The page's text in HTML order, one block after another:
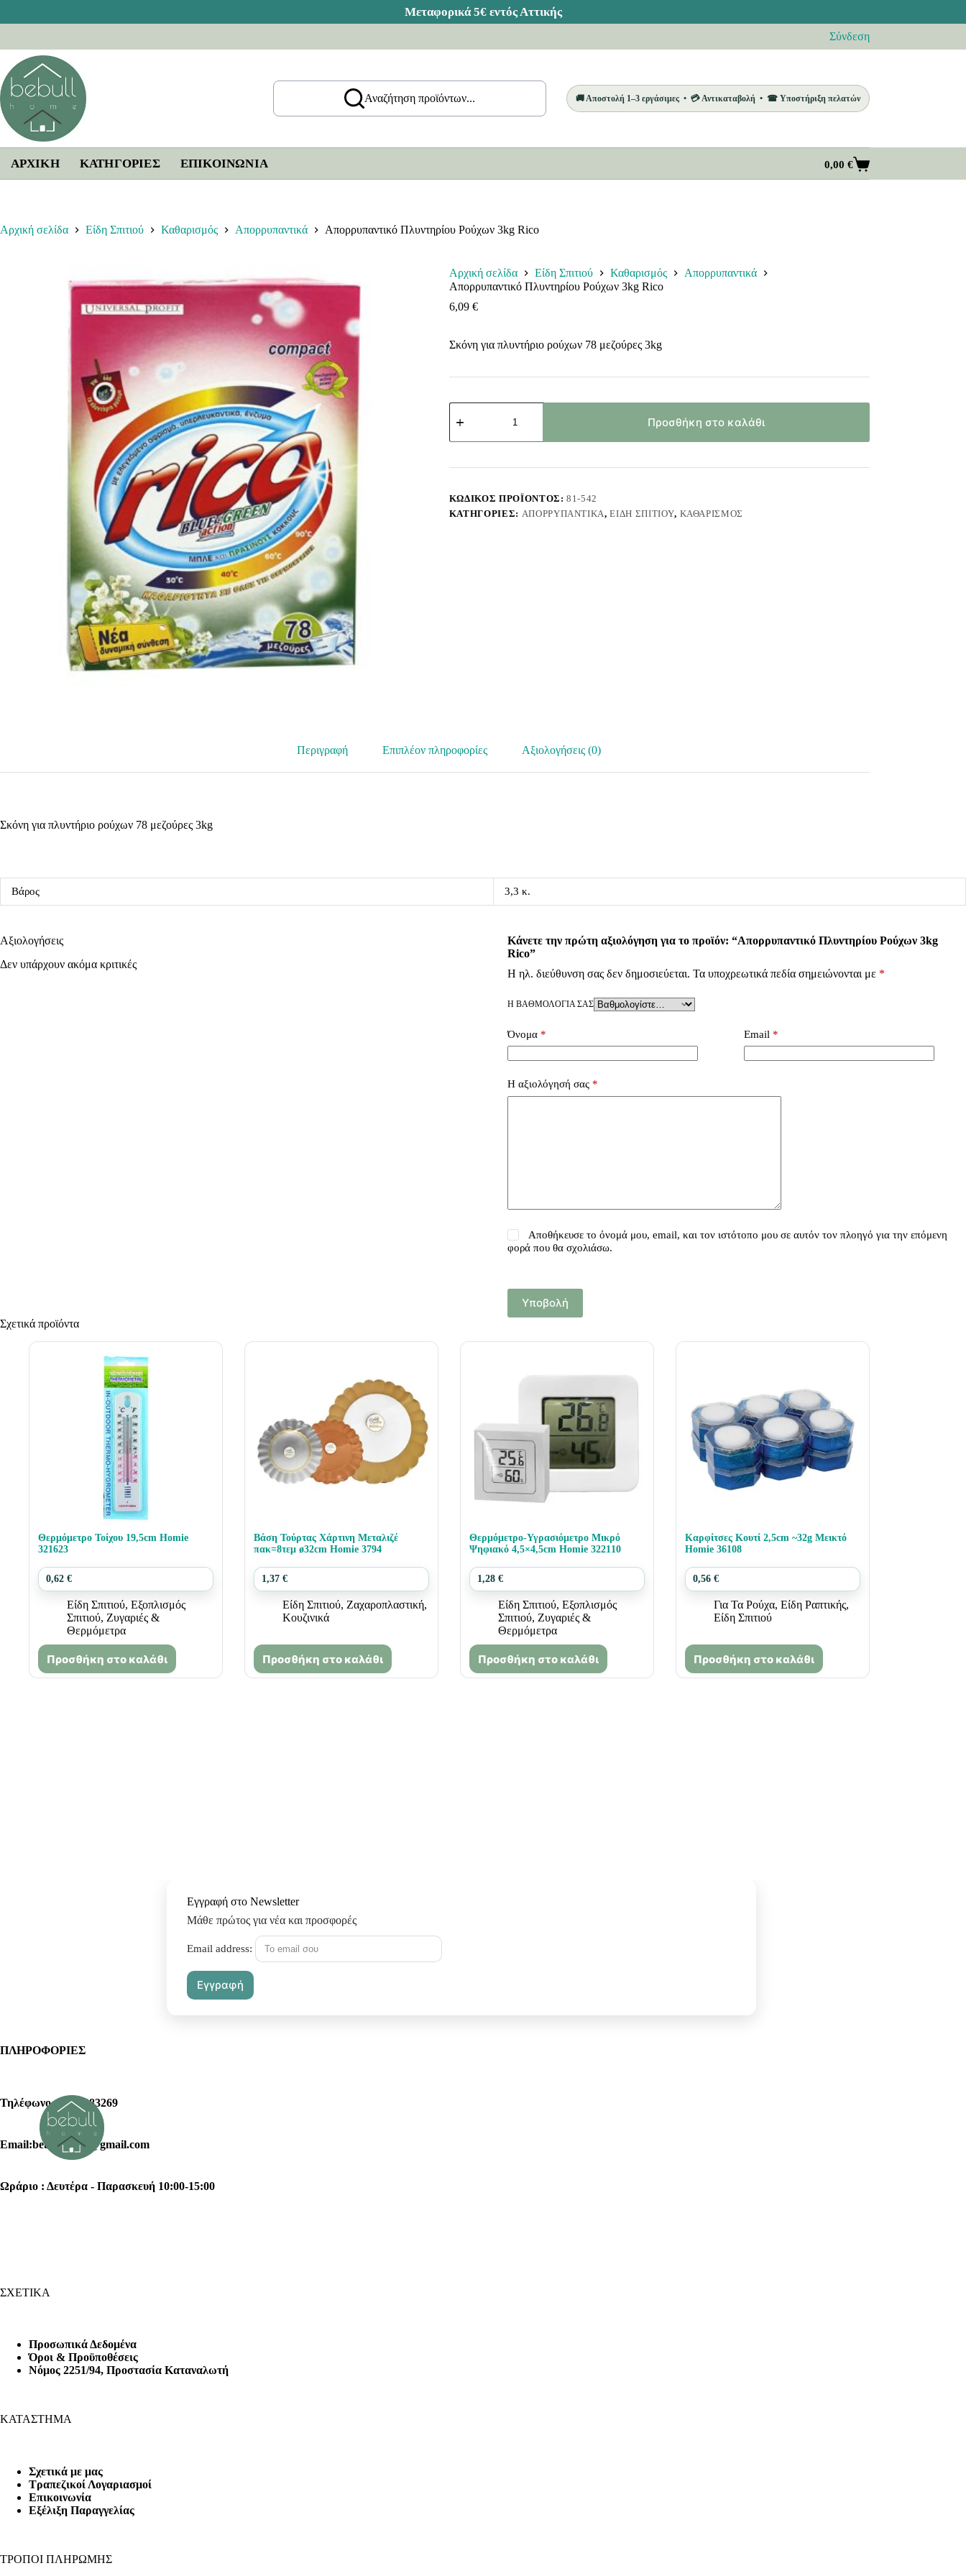
περιεχόμενο
Σύνδεση
Αναζήτηση προϊόντων... 🚚 Αποστολή 1–3 εργάσιμες • 💳 Αντικαταβολή • ☎ Υποστήριξη πελατών
ΑΡΧΙΚΗ ΚΑΤΗΓΟΡΙΕΣ ΕΠΙΚΟΙΝΩΝΊΑ
Καλάθι
Αγορών
0,00 €
Αρχική σελίδα Είδη Σπιτιού Καθαρισμός Απορρυπαντικά Απορρυπαντικό Πλυντηρίου Ρούχων 3kg Rico
Αρχική σελίδα Είδη Σπιτιού Καθαρισμός
Απορρυπαντικά
Απορρυπαντικό Πλυντηρίου Ρούχων 3kg Rico
6,09 €
Σκόνη για πλυντήριο ρούχων 78 μεζούρες 3kg
Απορρυπαντικό
Πλυντηρίου
3kg
ποσότητα
Προσθήκη στο καλάθι
ΚΩΔΙΚΌΣ ΠΡΟΪΌΝΤΟΣ:81-542
ΚΑΤΗΓΟΡΊΕΣ: ΑΠΟΡΡΥΠΑΝΤΙΚΆ,ΕΊΔΗ ΣΠΙΤΙΟΎ, ΚΑΘΑΡΙΣΜΌΣ
Περιγραφή Επιπλέον πληροφορίες Αξιολογήσεις (0)
Σκόνη για πλυντήριο ρούχων 78 μεζούρες 3kg
Βάρος 3,3 κ.
Αξιολογήσεις
Δεν υπάρχουν ακόμα κριτικές
Κάνετε την πρώτη αξιολόγηση για το προϊόν: “Απορρυπαντικό Πλυντηρίου Ρούχων 3kg
Rico”
Η ηλ. διεύθυνση σας δεν δημοσιεύεται. Τα υποχρεωτικά πεδία σημειώνονται με *
Η ΒΑΘΜΟΛΟΓΊΑ ΣΑΣ
Όνομα* Email *
Η αξιολόγησή σας *
Αποθήκευσε το όνομά μου, email, και τον ιστότοπο μου σε αυτόν τον πλοηγό για την επόμενη
φορά που θα σχολιάσω.
Υποβολή
Σχετικά προϊόντα
Θερμόμετρο Τοίχου 19,5cm Homie
321623
0,62 €
Είδη Σπιτιού, Εξοπλισμός
Σπιτιού, Ζυγαριές &
Θερμόμετρα
Προσθήκη στο καλάθι
Βάση Τούρτας Χάρτινη Μεταλιζέ
πακ=8τεμ ø32cm Homie 3794
1,37 €
Είδη Σπιτιού, Ζαχαροπλαστική,
Κουζινικά
Προσθήκη στο καλάθι
Θερμόμετρο-Υγρασιόμετρο Μικρό
Ψηφιακό 4,5×4,5cm Homie 322110
1,28 €
Είδη Σπιτιού, Εξοπλισμός
Σπιτιού, Ζυγαριές &
Θερμόμετρα
Προσθήκη στο καλάθι
Καρφίτσες Κουτί 2,5cm ~32g Μεικτό
Homie 36108
0,56 €
Για Τα Ρούχα, Είδη Ραπτικής,
Είδη Σπιτιού
Προσθήκη στο καλάθι
Εγγραφή στο Newsletter
Μάθε πρώτος για νέα και προσφορές
Email address:
ΠΛΗΡΟΦΟΡΙΕΣ
Τηλέφωνο : 2102383269
Email:bebullhome@gmail.com
Ωράριο : Δευτέρα - Παρασκευή 10:00-15:00
ΣΧΕΤΙΚΑ
Προσωπικά Δεδομένα
Όροι & Προϋποθέσεις
Nόμος 2251/94, Προστασία Καταναλωτή
ΚΑΤΑΣΤΗΜΑ
Σχετικά με μας
Τραπεζικοί Λογαριασμοί
Επικοινωνία
Εξέλιξη Παραγγελίας
ΤΡΟΠΟΙ ΠΛΗΡΩΜΗΣ